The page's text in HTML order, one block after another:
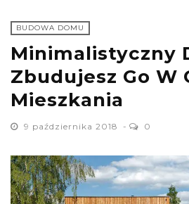
BUDOWA DOMU
Minimalistyczny
Zbudujesz Go W
Mieszkania
9 października 2018 0